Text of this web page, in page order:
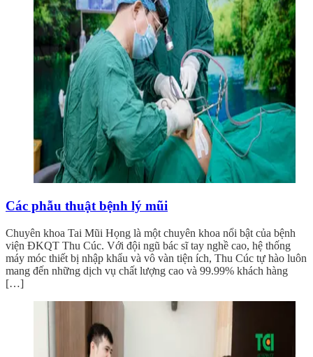
Các phẫu thuật bệnh lý mũi
Chuyên khoa Tai Mũi Họng là một chuyên khoa nổi bật của bệnh
viện ĐKQT Thu Cúc. Với đội ngũ bác sĩ tay nghề cao, hệ thống
máy móc thiết bị nhập khẩu và vô vàn tiện ích, Thu Cúc tự hào luôn
mang đến những dịch vụ chất lượng cao và 99.99% khách hàng
[…]